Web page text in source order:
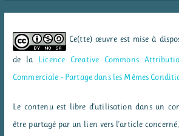
Ce(tte) œuvre est mise à
de la Licence Creative Commons
Commerciale - Partage dans les Mêmes
Le contenu est libre d'utilisation dans un
être partagé par un lien vers l'article